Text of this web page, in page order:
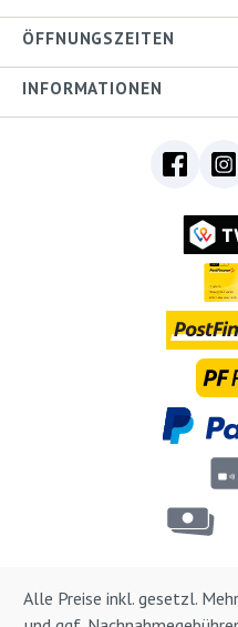
ÖFFNUNGSZEITEN
INFORMATIONEN
Alle Preise inkl. gesetzl.